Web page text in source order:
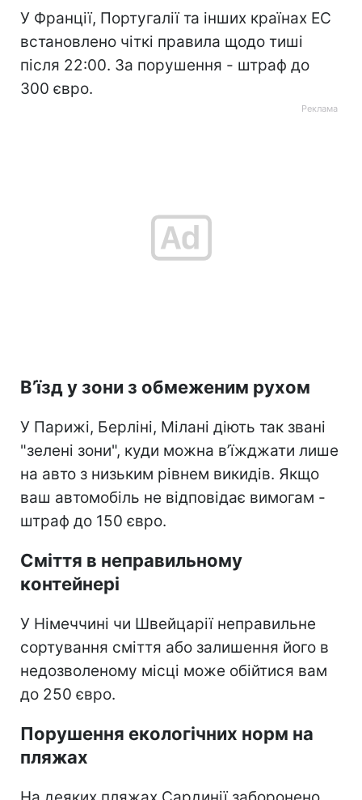
У Франції, Португалії та інших країнах ЕС
встановлено чіткі правила щодо тиші
після 22:00. За порушення - штраф до
300 євро.
В’їзд у зони з обмеженим рухом
У Парижі, Берліні, Мілані діють так звані
"зелені зони", куди можна в’їжджати лише
на авто з низьким рівнем викидів. Якщо
ваш автомобіль не відповідає вимогам -
штраф до 150 євро.
Сміття в неправильному
контейнері
У Німеччині чи Швейцарії неправильне
сортування сміття або залишення його в
недозволеному місці може обійтися вам
до 250 євро.
Порушення екологічних норм на
пляжах